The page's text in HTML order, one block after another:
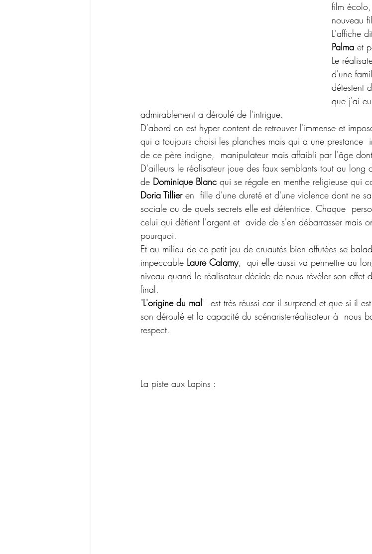
film écolo,
nouveau
L'affiche
Palma et
Le
d'une
détestent
que j'ai
admirablement a déroulé de l'intrigue.
D'abord on est hyper content de retrouver l'immense et
qui a toujours choisi les planches mais qui a une prestance
de ce père indigne,  manipulateur mais affaibli par l'âge
D'ailleurs le réalisateur joue des faux semblants tout au
de Dominique Blanc qui se régale en menthe religieuse qui
Doria Tillier en  fille d'une dureté et d'une violence dont ne
sociale ou de quels secrets elle est détentrice. Chaque
celui qui détient l'argent et  avide de s'en débarrasser mais
pourquoi.
Et au milieu de ce petit jeu de cruautés bien affutées se
impeccable Laure Calamy,  qui elle aussi va permettre au
niveau quand le réalisateur décide de nous révéler son effet
final.
"L'origine du mal"  est très réussi car il surprend et que si il
son déroulé et la capacité du scénariste-réalisateur à  nous
respect.
La piste aux Lapins :